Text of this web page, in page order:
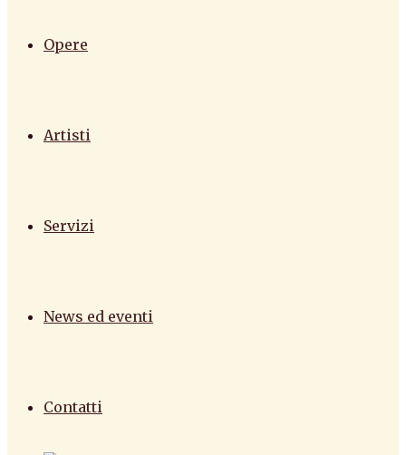
Opere
Artisti
Servizi
News ed eventi
Contatti